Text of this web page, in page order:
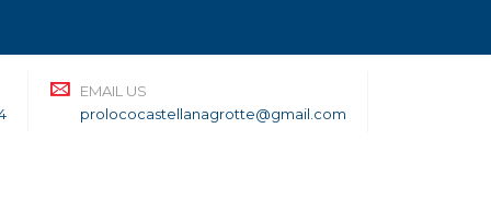
EMAIL US
prolococastellanagrotte@gmail.com